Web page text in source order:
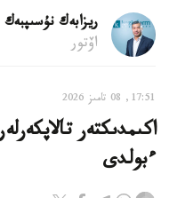
ريزابەك
اۆتور
17:51, 08 تامىز 2026
اكىمدىكتەر
ءبولدى